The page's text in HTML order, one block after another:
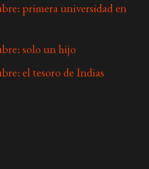
primera universidad en
solo un hijo
el tesoro de Indias